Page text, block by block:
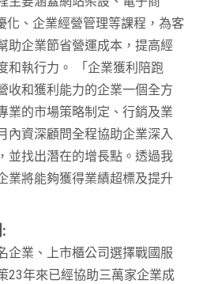
化、企業經營管理等課程，為客
助企業節省營運成本，提高經
和執行力。 「企業獲利陪跑
收和獲利能力的企業一個全方
業的市場策略制定、行銷及業
內資深顧問全程協助企業深入
並找出潛在的增長點。透過我
業將能夠獲得業績超標及提升
企業、上市櫃公司選擇戰國服
23年來已經協助三萬家企業成